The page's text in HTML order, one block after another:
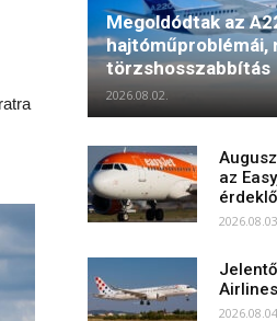
Megoldódtak az
hajtóműproblémái,
törzshosszabbítás
2026.08.02.
az